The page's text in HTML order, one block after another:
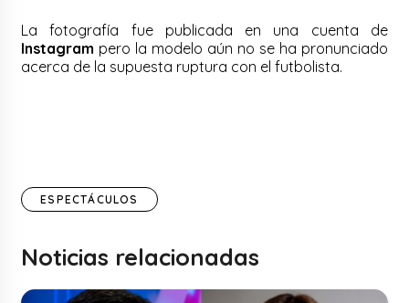
La fotografía fue publicada en una cuenta de
Instagram pero la modelo aún no se ha pronunciado
acerca de la supuesta ruptura con el futbolista.
ESPECTÁCULOS
Noticias relacionadas